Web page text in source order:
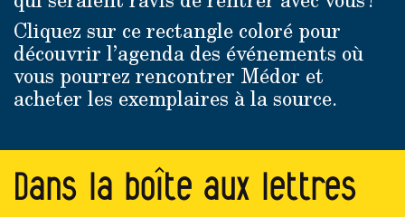
Cliquez sur ce rectangle coloré pour
découvrir l’agenda des événements où
vous pourrez rencontrer Médor et
acheter les exemplaires à la source.
Dans la boîte aux lettres